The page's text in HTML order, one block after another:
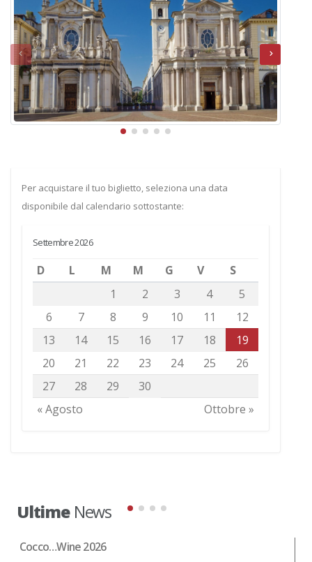
Per acquistare il tuo biglietto, seleziona una data
disponibile dal calendario sottostante:
Settembre 2026
D L M M G V S
« Agosto Ottobre »
1 2 3 4
5
6
7 8 9 10 11
12
13
14 15 16 17 18
19
20
21 22 23 24 25
26
27
28 29 30
UltimeNews
Cocco…Wine 2026